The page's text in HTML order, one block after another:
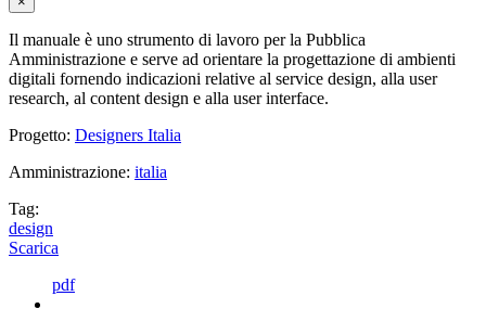
Il manuale è uno strumento di lavoro per la Pubblica
Amministrazione e serve ad orientare la progettazione di ambienti
digitali fornendo indicazioni relative al service design, alla user
research, al content design e alla user interface.
Progetto: Designers Italia
Amministrazione: italia
Tag:
design
Scarica
pdf